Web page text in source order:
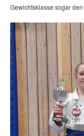
Gewichtsklasse sogar